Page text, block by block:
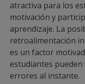
atractiva para los
motivación y
aprendizaje. La
retroalimentación
es un factor
estudiantes
errores al instante.